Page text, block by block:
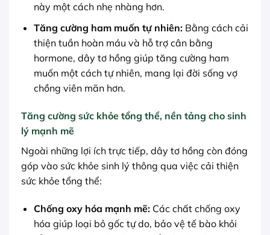
này một cách nhẹ nhàng hơn.
Tăng cường ham muốn tự nhiên:Bằng cách cải
thiện tuần hoàn máu và hỗ trợ cân bằng
hormone, dây tơ hồng giúp tăng cường ham
muốn một cách tự nhiên, mang lại đời sống vợ
chồng viên mãn hơn.
Tăng cường sức khỏe tổng thể, nền tảng cho sinh
lý mạnh mẽ
Ngoài những lợi ích trực tiếp, dây tơ hồng còn đóng
góp vào sức khỏe sinh lý thông qua việc cải thiện
sức khỏe tổng thể:
Chống oxy hóa mạnh mẽ:Các chất chống oxy
hóa giúp loại bỏ gốc tự do, bảo vệ tế bào khỏi